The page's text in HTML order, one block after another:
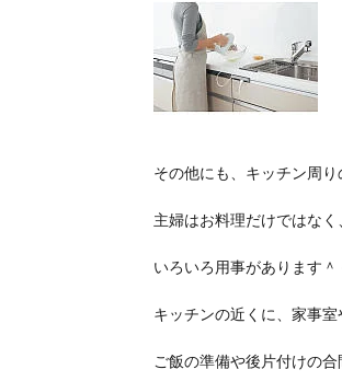
その他にも、キッチン周り
主婦はお料理だけではな
いろいろ用事があります＾
キッチンの近くに、家事
ご飯の準備や後片付けの